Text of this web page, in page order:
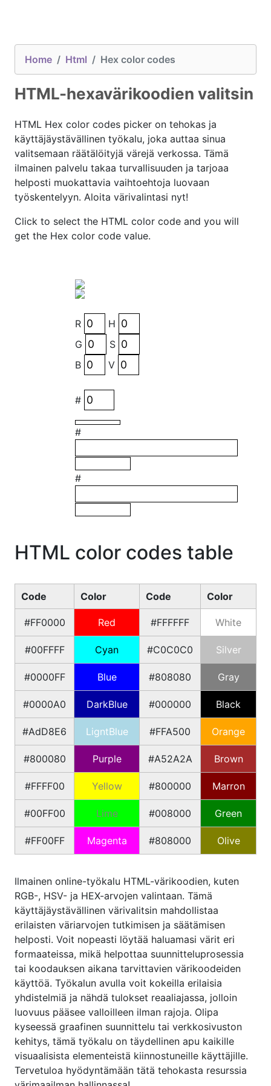
Home Html Hex color codes
HTML-hexavärikoodien valitsin
HTML Hex color codes picker on tehokas ja
käyttäjäystävällinen työkalu, joka auttaa sinua
valitsemaan räätälöityjä värejä verkossa. Tämä
ilmainen palvelu takaa turvallisuuden ja tarjoaa
helposti muokattavia vaihtoehtoja luovaan
työskentelyyn. Aloita värivalintasi nyt!
Click to select the HTML color code and you will
get the Hex color code value.
R
H
G
S
B
V
#
#
#
HTML color codes table
Code Color Code Color
#FF0000 Red #FFFFFF White
#00FFFF Cyan #C0C0C0 Silver
#0000FF Blue #808080 Gray
#0000A0 DarkBlue #000000 Black
#AdD8E6 LigntBlue #FFA500 Orange
#800080 Purple #A52A2A Brown
#FFFF00 Yellow #800000 Marron
#00FF00 Lime #008000 Green
#FF00FF Magenta #808000 Olive
Ilmainen online-työkalu HTML-värikoodien, kuten
RGB-, HSV- ja HEX-arvojen valintaan. Tämä
käyttäjäystävällinen värivalitsin mahdollistaa
erilaisten väriarvojen tutkimisen ja säätämisen
helposti. Voit nopeasti löytää haluamasi värit eri
formaateissa, mikä helpottaa suunnitteluprosessia
tai koodauksen aikana tarvittavien värikoodeiden
käyttöä. Työkalun avulla voit kokeilla erilaisia
yhdistelmiä ja nähdä tulokset reaaliajassa, jolloin
luovuus pääsee valloilleen ilman rajoja. Olipa
kyseessä graafinen suunnittelu tai verkkosivuston
kehitys, tämä työkalu on täydellinen apu kaikille
visuaalisista elementeistä kiinnostuneille käyttäjille.
Tervetuloa hyödyntämään tätä tehokasta resurssia